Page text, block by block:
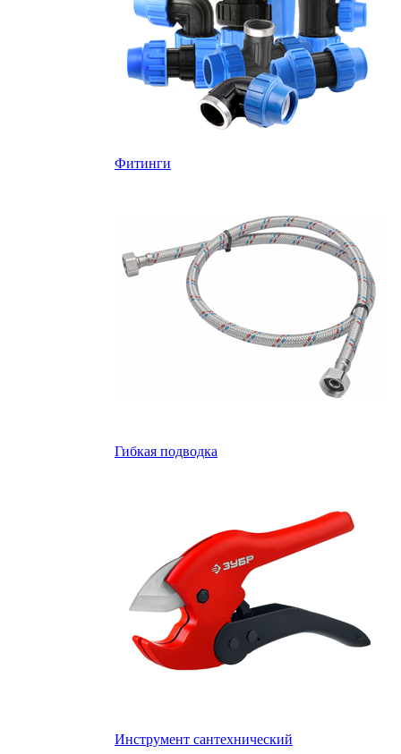
Фитинги
Гибкая подводка
Инструмент сантехнический